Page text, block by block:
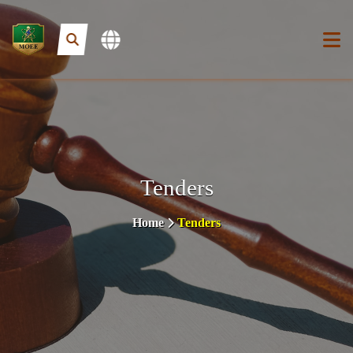
Tenders
Home Tenders